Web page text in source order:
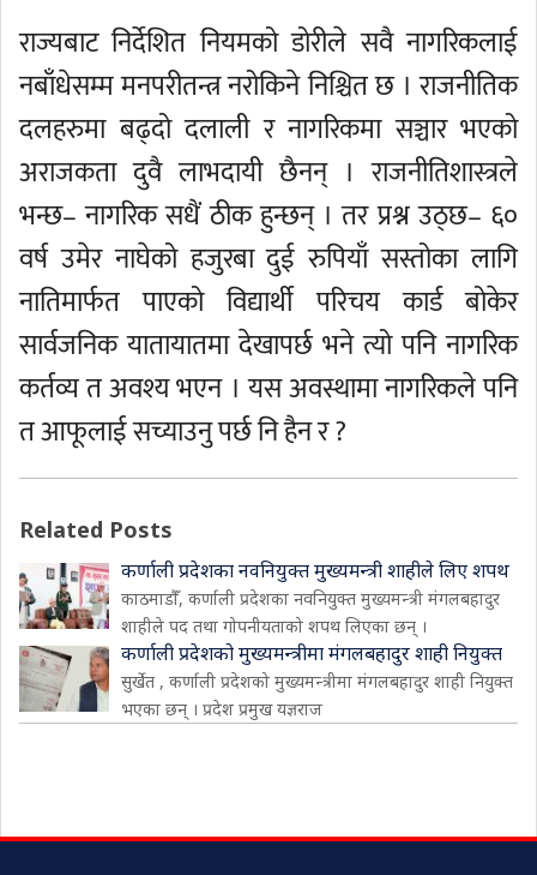
राज्यबाट निर्देशित नियमको डोरीले सवै नागरिकलाई
नबाँधेसम्म मनपरीतन्त्र नरोकिने निश्चित छ । राजनीतिक
दलहरुमा बढ्दो दलाली र नागरिकमा सञ्चार भएको
अराजकता दुवै लाभदायी छैनन् । राजनीतिशास्त्रले
भन्छ– नागरिक सधैं ठीक हुन्छन् । तर प्रश्न उठ्छ– ६०
वर्ष उमेर नाघेको हजुरबा दुई रुपियाँ सस्तोका लागि
नातिमार्फत पाएको विद्यार्थी परिचय कार्ड बोकेर
सार्वजनिक यातायातमा देखापर्छ भने त्यो पनि नागरिक
कर्तव्य त अवश्य भएन । यस अवस्थामा नागरिकले पनि
त आफूलाई सच्याउनु पर्छ नि हैन र ?
Related Posts
कर्णाली प्रदेशका नवनियुक्त मुख्यमन्त्री शाहीले लिए शपथ
काठमाडौँ, कर्णाली प्रदेशका नवनियुक्त मुख्यमन्त्री मंगलबहादुर
शाहीले पद तथा गोपनीयताको शपथ लिएका छन् ।
कर्णाली प्रदेशको मुख्यमन्त्रीमा मंगलबहादुर शाही नियुक्त
सुर्खेत , कर्णाली प्रदेशको मुख्यमन्त्रीमा मंगलबहादुर शाही नियुक्त
भएका छन् । प्रदेश प्रमुख यज्ञराज